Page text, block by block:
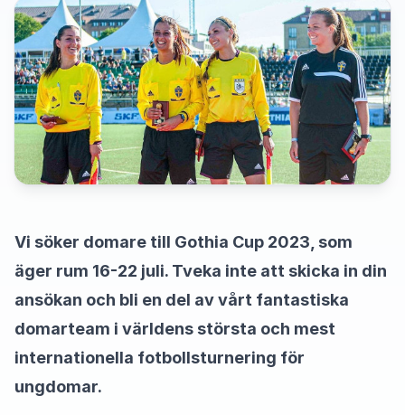
Vi söker domare till Gothia Cup 2023, som
äger rum 16-22 juli. Tveka inte att skicka in din
ansökan och bli en del av vårt fantastiska
domarteam i världens största och mest
internationella fotbollsturnering för
ungdomar.